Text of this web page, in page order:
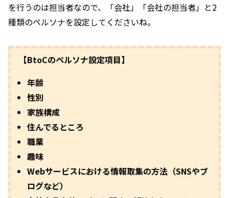
を行うのは担当者なので、「会社」「会社の担当者」と2
種類のペルソナを設定してくださいね。
【BtoCのペルソナ設定項目】
年齢
性別
家族構成
住んでるところ
職業
趣味
Webサービスにおける情報取集の方法（SNSやブ
ログなど）